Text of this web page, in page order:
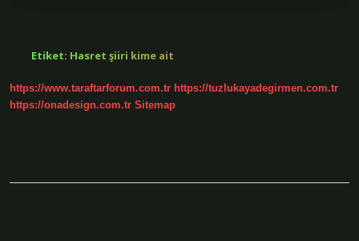
Etiket: Hasret şiiri kime ait
https://www.taraftarforum.com.tr https://tuzlukayadegirmen.com.tr
https://onadesign.com.tr Sitemap